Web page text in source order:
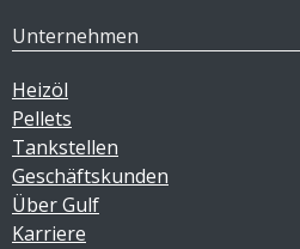
Unternehmen
Heizöl
Pellets
Tankstellen
Geschäftskunden
Über Gulf
Karriere